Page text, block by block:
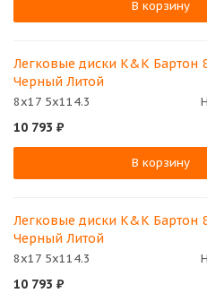
В корзину
Легковые диски K&K Бартон
Черный Литой
8x17 5x114.3
10 793 ₽
В корзину
Легковые диски K&K Бартон
Черный Литой
8x17 5x114.3
10 793 ₽